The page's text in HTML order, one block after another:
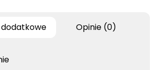
Opinie (0)